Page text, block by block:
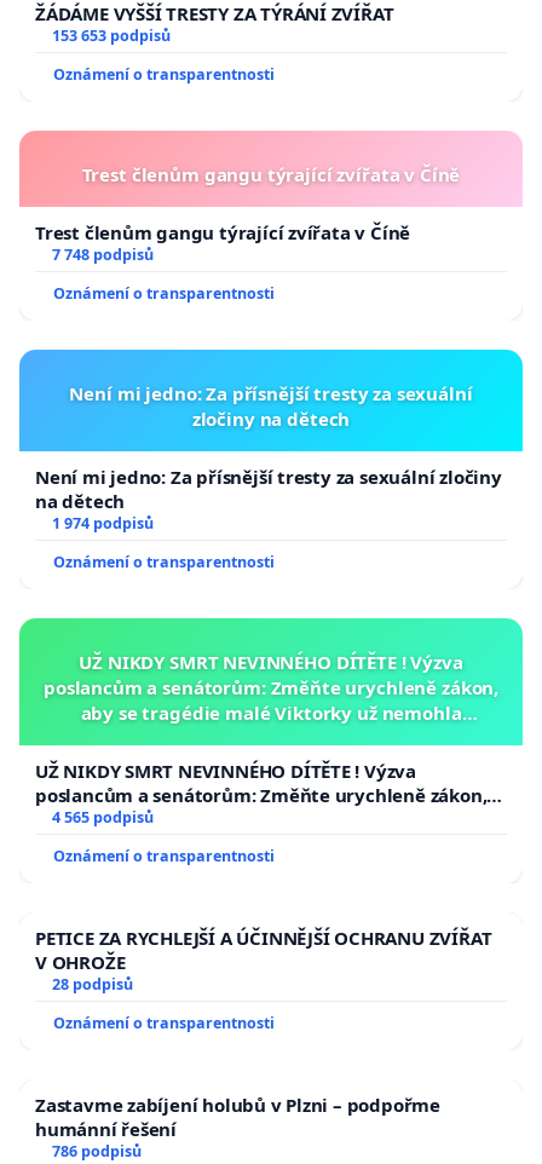
ŽÁDÁME VYŠŠÍ TRESTY ZA TÝRÁNÍ ZVÍŘAT
153 653 podpisů
Oznámení o transparentnosti
Trest členům gangu týrající zvířata v Číně
Trest členům gangu týrající zvířata v Číně
7 748 podpisů
Oznámení o transparentnosti
Není mi jedno: Za přísnější tresty za sexuální
zločiny na dětech
Není mi jedno: Za přísnější tresty za sexuální zločiny
na dětech
1 974 podpisů
Oznámení o transparentnosti
UŽ NIKDY SMRT NEVINNÉHO DÍTĚTE ! Výzva
poslancům a senátorům: Změňte urychleně zákon,
aby se tragédie malé Viktorky už nemohla
UŽ NIKDY SMRT NEVINNÉHO DÍTĚTE ! Výzva
poslancům a senátorům: Změňte urychleně zákon,
aby se tragédie malé Viktorky už nemohla opakovat!
4 565 podpisů
Oznámení o transparentnosti
PETICE ZA RYCHLEJŠÍ A ÚČINNĚJŠÍ OCHRANU ZVÍŘAT
V OHROŽE
28 podpisů
Oznámení o transparentnosti
Zastavme zabíjení holubů v Plzni – podpořme
humánní řešení
786 podpisů